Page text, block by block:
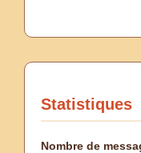
Statistiques
Nombre de